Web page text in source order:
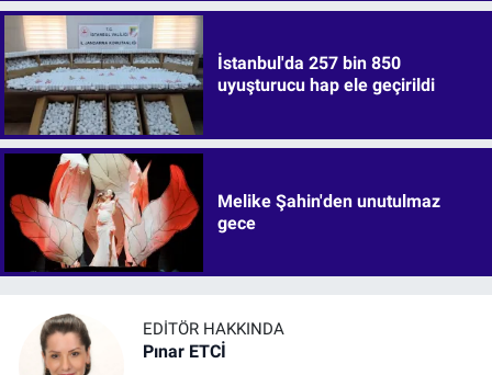
İstanbul'da 257 bin 850
uyuşturucu hap ele geçirildi
Melike Şahin'den unutulmaz
gece
EDITÖR HAKKINDA
Pınar ETCİ